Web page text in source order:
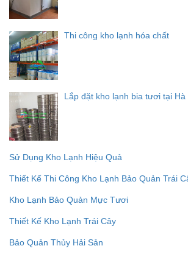
Thi công kho lạnh hóa chất
Lắp đặt kho lạnh bia tươi tại Hà
Sử Dụng Kho Lạnh Hiệu Quả
Thiết Kế Thi Công Kho Lạnh Bảo Quản Trái
Kho Lạnh Bảo Quản Mực Tươi
Thiết Kế Kho Lạnh Trái Cây
Bảo Quản Thủy Hải Sản